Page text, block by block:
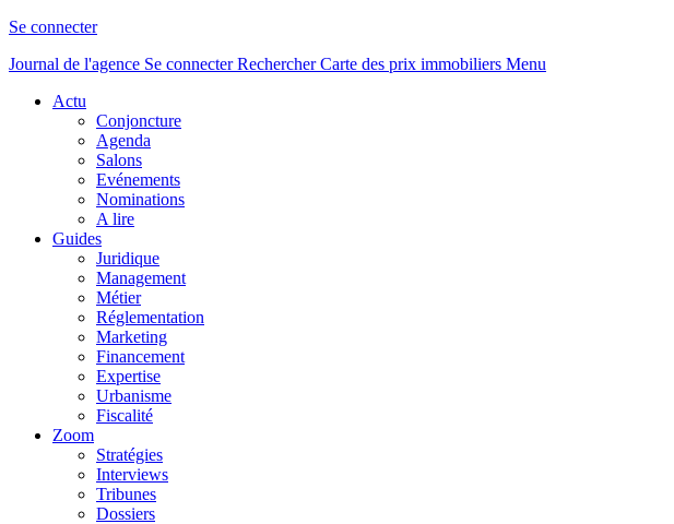
Se connecter
Journal de l'agence Se connecterRechercher Carte des prix immobiliers Menu
Actu
Conjoncture
Agenda
Salons
Evénements
Nominations
A lire
Guides
Juridique
Management
Métier
Réglementation
Marketing
Financement
Expertise
Urbanisme
Fiscalité
Zoom
Stratégies
Interviews
Tribunes
Dossiers